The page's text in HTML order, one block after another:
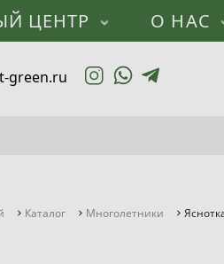
ЦЕНТР О НАС
green.ru
Каталог Многолетники